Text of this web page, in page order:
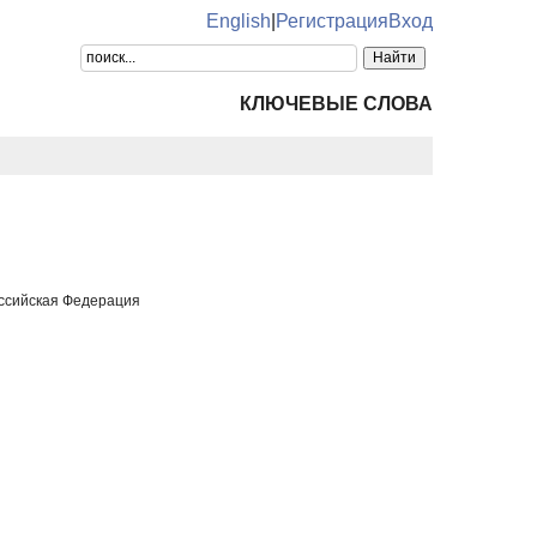
English РегистрацияВход
КЛЮЧЕВЫЕ СЛОВА
Федерация